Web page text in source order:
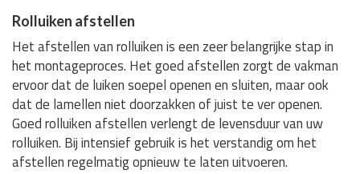
Rolluiken afstellen
Het afstellen van rolluiken is een zeer belangrijke stap in
het montageproces. Het goed afstellen zorgt de vakman
ervoor dat de luiken soepel openen en sluiten, maar ook
dat de lamellen niet doorzakken of juist te ver openen.
Goed rolluiken afstellen verlengt de levensduur van uw
rolluiken. Bij intensief gebruik is het verstandig om het
afstellen regelmatig opnieuw te laten uitvoeren.